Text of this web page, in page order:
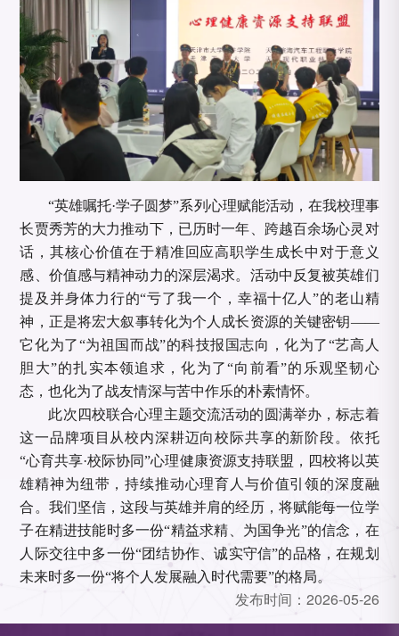
“英雄嘱托·学子圆梦”系列心理赋能活动，在我校理事
长贾秀芳的大力推动下，已历时一年、跨越百余场心灵对
话，其核心价值在于精准回应高职学生成长中对于意义
感、价值感与精神动力的深层渴求。活动中反复被英雄们
提及并身体力行的“亏了我一个，幸福十亿人”的老山精
神，正是将宏大叙事转化为个人成长资源的关键密钥——
它化为了“为祖国而战”的科技报国志向，化为了“艺高人
胆大”的扎实本领追求，化为了“向前看”的乐观坚韧心
态，也化为了战友情深与苦中作乐的朴素情怀。
此次四校联合心理主题交流活动的圆满举办，标志着
这一品牌项目从校内深耕迈向校际共享的新阶段。依托
“心育共享·校际协同”心理健康资源支持联盟，四校将以英
雄精神为纽带，持续推动心理育人与价值引领的深度融
合。我们坚信，这段与英雄并肩的经历，将赋能每一位学
子在精进技能时多一份“精益求精、为国争光”的信念，在
人际交往中多一份“团结协作、诚实守信”的品格，在规划
未来时多一份“将个人发展融入时代需要”的格局。
发布时间： 2026-05-26